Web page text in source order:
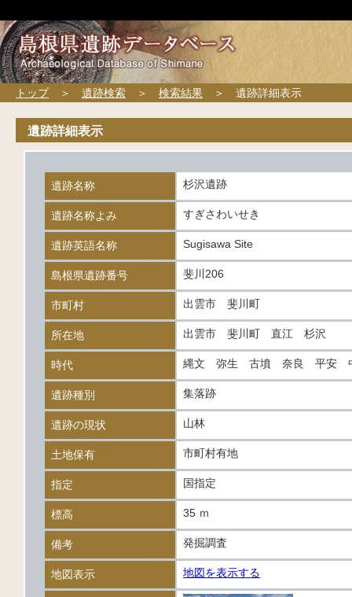
トップ＞ 遺跡検索 ＞ 検索結果 ＞ 遺跡詳細表示
遺跡詳細表示
遺跡名称 杉沢遺跡
遺跡名称よみ すぎさわいせき
遺跡英語名称 Sugisawa Site
島根県遺跡番号 斐川206
市町村 出雲市 斐川町
所在地 出雲市 斐川町 直江 杉沢
時代 縄文 弥生 古墳 奈良 平安
遺跡種別 集落跡
遺跡の現状 山林
土地保有 市町村有地
指定 国指定
標高 35 ｍ
備考 発掘調査
地図表示 地図を表示する